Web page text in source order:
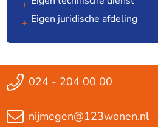
Eigen juridische afdeling
024 - 204 00 00
nijmegen@123wonen.nl